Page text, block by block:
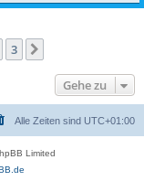
3
Gehe zu
Alle Zeiten sind UTC+01:00
Limited